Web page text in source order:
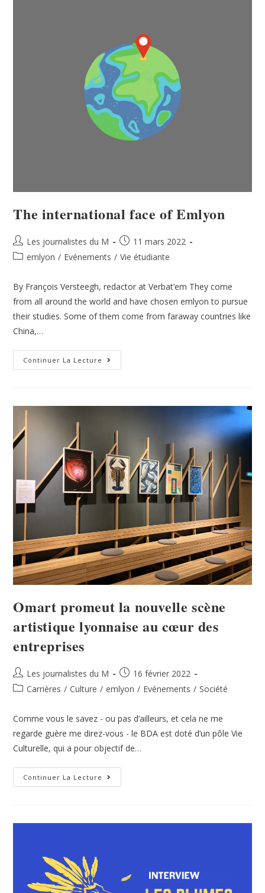
The international face of Emlyon
Les journalistes du M
11 mars 2022
emlyon / Evénements / Vie étudiante
By François Versteegh, redactor at Verbat’em They come
from all around the world and have chosen emlyon to pursue
their studies. Some of them come from faraway countries like
China,…
Continuer La Lecture
Omart promeut la nouvelle scène
artistique lyonnaise au cœur des
entreprises
Les journalistes du M
16 février 2022
Carrières / Culture / emlyon / Evénements / Société
Comme vous le savez - ou pas d’ailleurs, et cela ne me
regarde guère me direz-vous - le BDA est doté d’un pôle Vie
Culturelle, qui a pour objectif de…
Continuer La Lecture